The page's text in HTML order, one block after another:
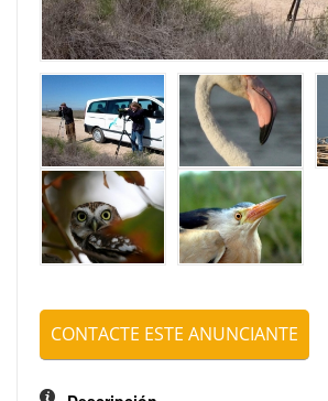
CONTACTE ESTE ANUNCIANTE
Mensaje
ENVIAR